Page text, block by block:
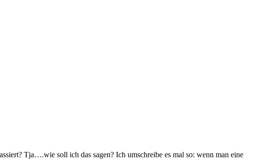
Tja….wie soll ich das sagen? Ich umschreibe es mal so: wenn man eine